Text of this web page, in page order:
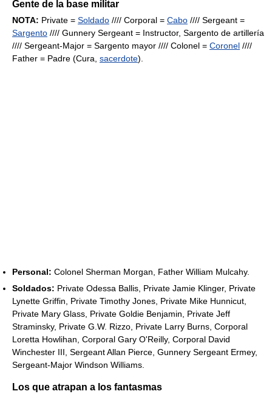
Gente de la base militar
NOTA: Private = Soldado //// Corporal = Cabo //// Sergeant =
Sargento //// Gunnery Sergeant = Instructor, Sargento de artillería
//// Sergeant-Major = Sargento mayor //// Colonel = Coronel ////
Father = Padre (Cura, sacerdote).
Personal: Colonel Sherman Morgan, Father William Mulcahy.
Soldados: Private Odessa Ballis, Private Jamie Klinger, Private
Lynette Griffin, Private Timothy Jones, Private Mike Hunnicut,
Private Mary Glass, Private Goldie Benjamin, Private Jeff
Straminsky, Private G.W. Rizzo, Private Larry Burns, Corporal
Loretta Howlihan, Corporal Gary O'Reilly, Corporal David
Winchester III, Sergeant Allan Pierce, Gunnery Sergeant Ermey,
Sergeant-Major Windson Williams.
Los que atrapan a los fantasmas